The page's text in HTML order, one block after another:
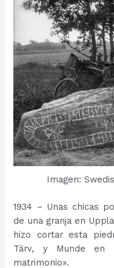
Imagen:
1934 – Unas chicas
de una granja en
hizo cortar esta
Tärv, y Munde en
matrimonio».